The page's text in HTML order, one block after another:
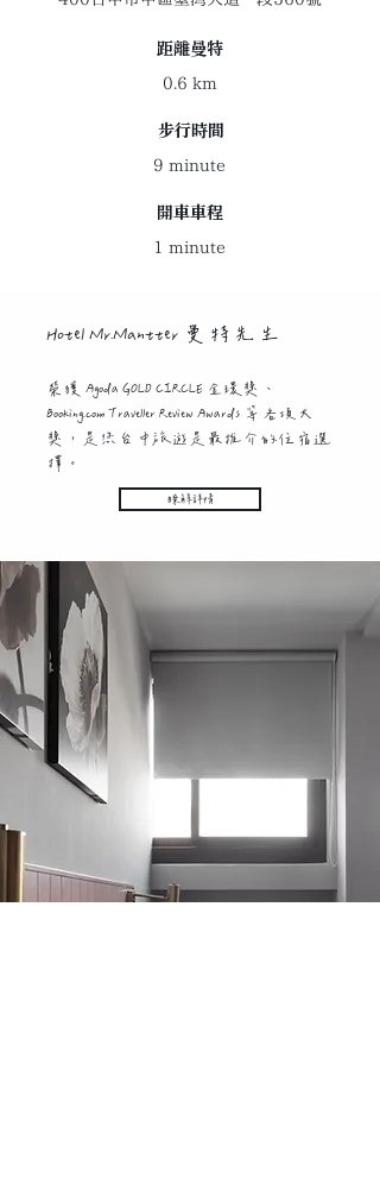
距離曼特
0.6 km
​步行時間
9 minute
開車車程
1 minute
Hotel Mr.Mantter 曼特先生
榮獲 Agoda GOLD CIRCLE 金環獎、
Booking.com Traveller Review Awards 等各項大
獎，是您台中旅遊是最推介的住宿選
擇。
瞭解詳情